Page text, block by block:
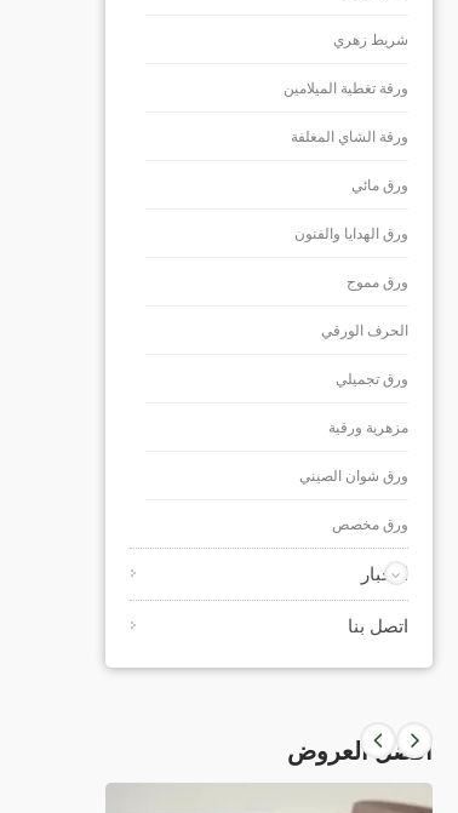
شريط زهري
ورقة تغطية الميلامين
ورقة الشاي المغلفة
ورق مائي
ورق الهدايا والفنون
ورق مموج
الحرف الورقي
ورق تجميلي
مزهرية ورقية
ورق شوان الصيني
ورق مخصص
الأخبار
اتصل بنا
أفضل العروض